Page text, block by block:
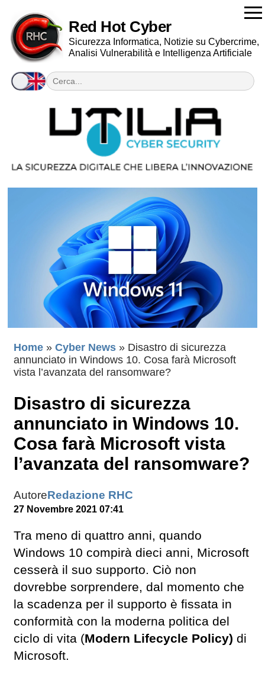
Red Hot Cyber
Sicurezza Informatica, Notizie su Cybercrime,
Analisi Vulnerabilità e Intelligenza Artificiale
Home » Cyber News » Disastro di sicurezza
annunciato in Windows 10. Cosa farà Microsoft
vista l’avanzata del ransomware?
Disastro di sicurezza
annunciato in Windows 10.
Cosa farà Microsoft vista
l’avanzata del ransomware?
AutoreRedazione RHC
27 Novembre 2021 07:41
Tra meno di quattro anni, quando
Windows 10 compirà dieci anni, Microsoft
cesserà il suo supporto. Ciò non
dovrebbe sorprendere, dal momento che
la scadenza per il supporto è fissata in
conformità con la moderna politica del
ciclo di vita (Modern Lifecycle Policy) di
Microsoft.